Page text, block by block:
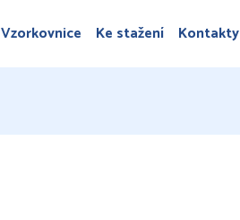
Vzorkovnice Ke stažení Kontakty